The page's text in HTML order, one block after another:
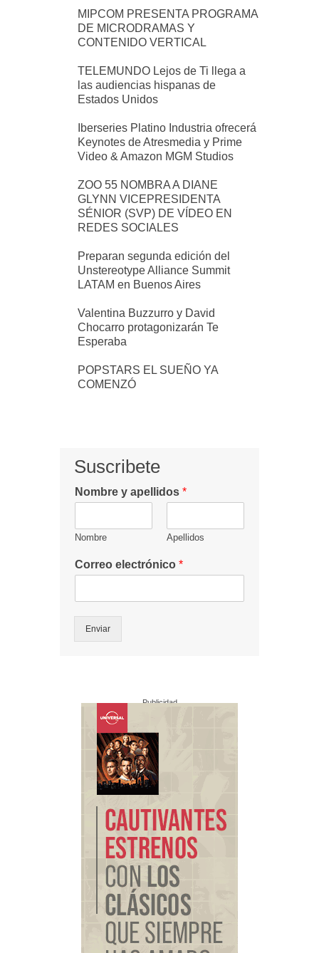
MIPCOM PRESENTA PROGRAMA
DE MICRODRAMAS Y
CONTENIDO VERTICAL
TELEMUNDO Lejos de Ti llega a
las audiencias hispanas de
Estados Unidos
Iberseries Platino Industria ofrecerá
Keynotes de Atresmedia y Prime
Video & Amazon MGM Studios
ZOO 55 NOMBRA A DIANE
GLYNN VICEPRESIDENTA
SÉNIOR (SVP) DE VÍDEO EN
REDES SOCIALES
Preparan segunda edición del
Unstereotype Alliance Summit
LATAM en Buenos Aires
Valentina Buzzurro y David
Chocarro protagonizarán Te
Esperaba
POPSTARS EL SUEÑO YA
COMENZÓ
Suscribete
Nombre y apellidos *
Nombre Apellidos
Correo electrónico *
Enviar
Publicidad